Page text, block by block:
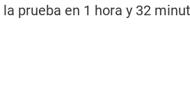
prueba en 1 hora y 32